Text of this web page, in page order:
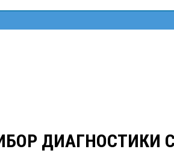
ДИАГНОСТИКИ